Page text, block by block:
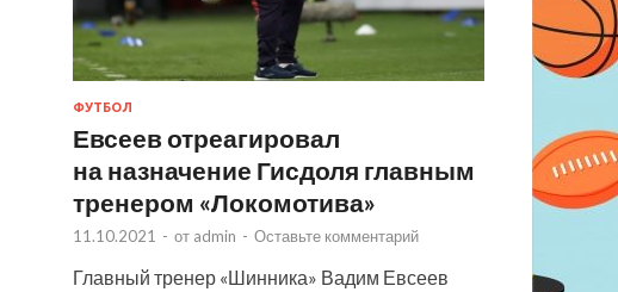
ФУТБОЛ
Евсеев отреагировал
на назначение Гисдоля главным
тренером «Локомотива»
11.10.2021 - от admin - Оставьте комментарий
Главный тренер «Шинника» Вадим Евсеев